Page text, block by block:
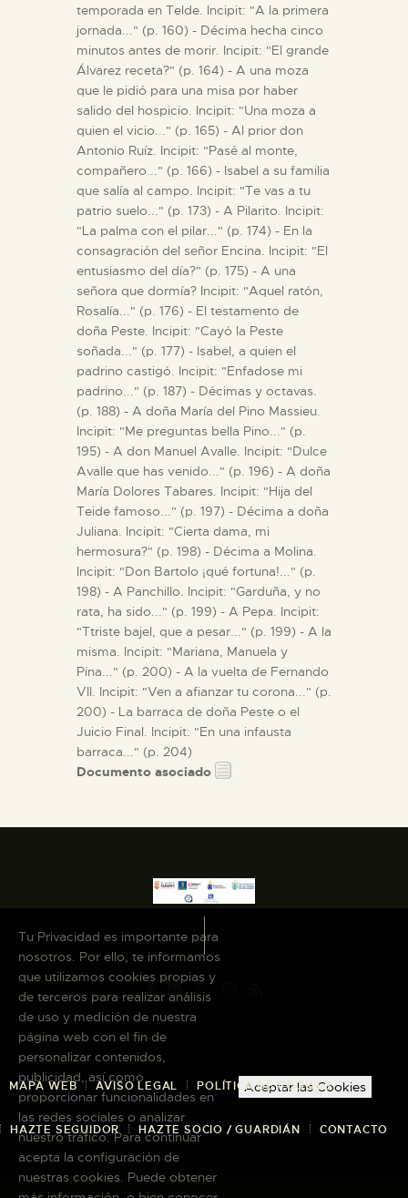
temporada en Telde. Incipit: "A la primera
jornada..." (p. 160) - Décima hecha cinco
minutos antes de morir. Incipit: "El grande
Álvarez receta?" (p. 164) - A una moza
que le pidió para una misa por haber
salido del hospicio. Incipit: "Una moza a
quien el vicio..." (p. 165) - Al prior don
Antonio Ruíz. Incipit: "Pasé al monte,
compañero..." (p. 166) - Isabel a su familia
que salía al campo. Incipit: "Te vas a tu
patrio suelo..." (p. 173) - A Pilarito. Incipit:
"La palma con el pilar..." (p. 174) - En la
consagración del señor Encina. Incipit: "El
entusiasmo del día?" (p. 175) - A una
señora que dormía? Incipit: "Aquel ratón,
Rosalía..." (p. 176) - El testamento de
doña Peste. Incipit: "Cayó la Peste
soñada..." (p. 177) - Isabel, a quien el
padrino castigó. Incipit: "Enfadose mi
padrino..." (p. 187) - Décimas y octavas.
(p. 188) - A doña María del Pino Massieu.
Incipit: "Me preguntas bella Pino..." (p.
195) - A don Manuel Avalle. Incipit: "Dulce
Avalle que has venido..." (p. 196) - A doña
María Dolores Tabares. Incipit: "Hija del
Teide famoso..." (p. 197) - Décima a doña
Juliana. Incipit: "Cierta dama, mi
hermosura?" (p. 198) - Décima a Molina.
Incipit: "Don Bartolo ¡qué fortuna!..." (p.
198) - A Panchillo. Incipit: "Garduña, y no
rata, ha sido..." (p. 199) - A Pepa. Incipit:
"Ttriste bajel, que a pesar..." (p. 199) - A la
misma. Incipit: "Mariana, Manuela y
Pina..." (p. 200) - A la vuelta de Fernando
VII. Incipit: "Ven a afianzar tu corona..." (p.
200) - La barraca de doña Peste o el
Juicio Final. Incipit: "En una infausta
barraca..." (p. 204)
Documento asociado
MAPA WEB AVISO LEGAL POLÍTICA DE COOKIES
HAZTE SEGUIDOR HAZTE SOCIO / GUARDIÁN CONTACTO
Tu Privacidad es importante para
nosotros. Por ello, te informamos
que utilizamos cookies propias y
de terceros para realizar análisis
de uso y medición de nuestra
página web con el fin de
personalizar contenidos,
publicidad, así como
proporcionar funcionalidades en
las redes sociales o analizar
nuestro tráfico. Para continuar
acepta la configuración de
nuestras cookies. Puede obtener
Aceptar las Cookies